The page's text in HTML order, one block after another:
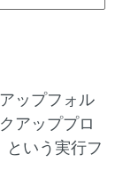
ップフォル
アッププロ
という実行フ